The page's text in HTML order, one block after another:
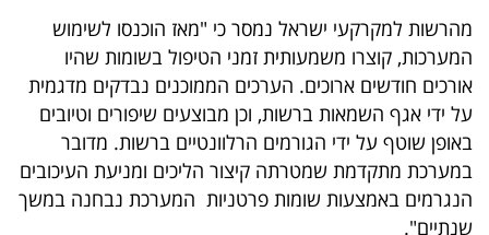
באייס
עקבו
אחרינו:
מהרשות למקרקעי ישראל נמסר כי "מאז הוכנסו לשימוש
המערכות, קוצרו משמעותית זמני הטיפול בשומות שהיו
אורכים חודשים ארוכים. הערכים הממוכנים נבדקים מדגמית
על ידי אגף השמאות ברשות, וכן מבוצעים שיפורים וטיובים
באופן שוטף על ידי הגורמים הרלוונטיים ברשות. מדובר
במערכת מתקדמת שמטרתה קיצור הליכים ומניעת העיכובים
הנגרמים באמצעות שומות פרטניות המערכת נבחנה במשך
שנתיים".